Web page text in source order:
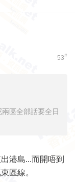
53#
區全部話要全日
港島...而開唔到
區線。